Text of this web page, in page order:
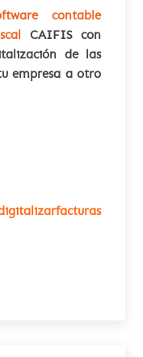
contable
CAIFIS con
de las
empresa a otro